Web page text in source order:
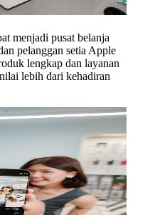
menjadi pusat belanja
pelanggan setia Apple
lengkap dan layanan
lebih dari kehadiran